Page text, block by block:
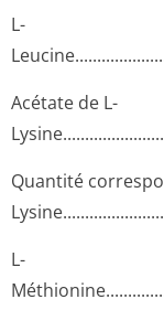
L-
Acétate de L-
Quantité
L-